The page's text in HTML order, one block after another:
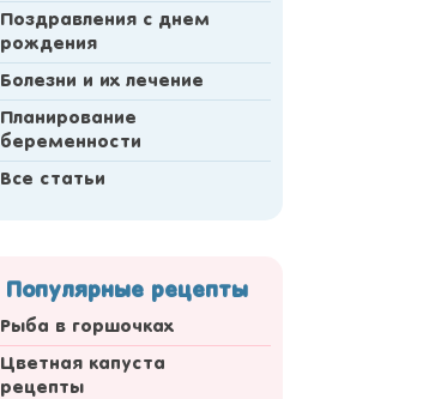
Поздравления с днем
рождения
Болезни и их лечение
Планирование
беременности
Все статьи
Популярные рецепты
Рыба в горшочках
Цветная капуста
рецепты